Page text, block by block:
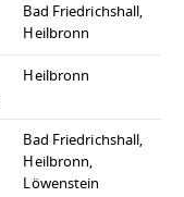
Bad Friedrichshall,
Heilbronn
Heilbronn
Bad Friedrichshall,
Heilbronn,
Löwenstein